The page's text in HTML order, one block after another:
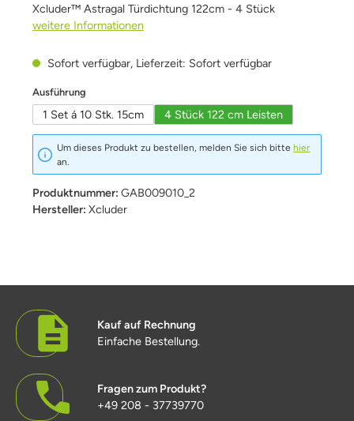
Xcluder™ Astragal Türdichtung 122cm - 4 Stück
weitere Informationen
Sofort verfügbar, Lieferzeit: Sofort verfügbar
Ausführung
1 Set á 10 Stk. 15cm 4 Stück 122 cm Leisten
Um dieses Produkt zu bestellen, melden Sie sich bittehier
an.
Produktnummer: GAB009010_2
Hersteller: Xcluder
Kauf auf Rechnung
Einfache Bestellung.
Fragen zum Produkt?
+49 208 - 37739770